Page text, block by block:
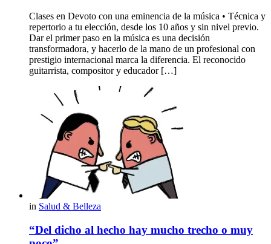
Clases en Devoto con una eminencia de la música • Técnica y
repertorio a tu elección, desde los 10 años y sin nivel previo.
Dar el primer paso en la música es una decisión
transformadora, y hacerlo de la mano de un profesional con
prestigio internacional marca la diferencia. El reconocido
guitarrista, compositor y educador […]
in Salud & Belleza
“Del dicho al hecho hay mucho trecho o muy